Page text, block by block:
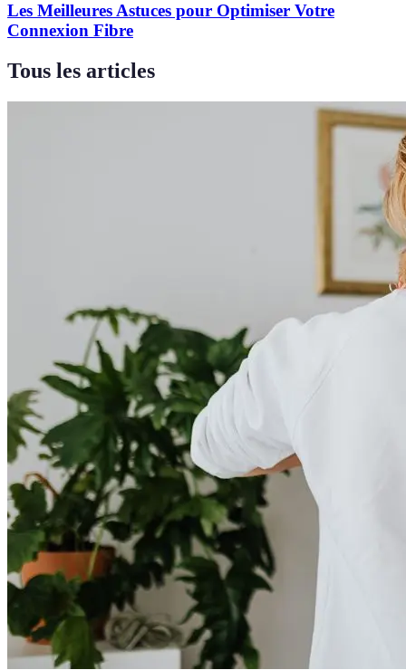
Les Meilleures Astuces pour Optimiser Votre
Connexion Fibre
Tous les articles